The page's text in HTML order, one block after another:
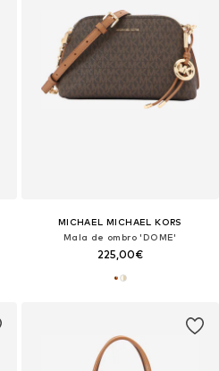
MICHAEL MICHAEL KORS
Mala de ombro 'DOME'
225,00€